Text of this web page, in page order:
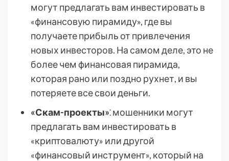
могут предлагать вам инвестировать в
«финансовую пирамиду», где вы
получаете прибыль от привлечения
новых инвесторов. На самом деле, это не
более чем финансовая пирамида,
которая рано или поздно рухнет, и вы
потеряете все свои деньги.
«Скам-проекты»⁚ мошенники могут
предлагать вам инвестировать в
«криптовалюту» или другой
«финансовый инструмент», который на